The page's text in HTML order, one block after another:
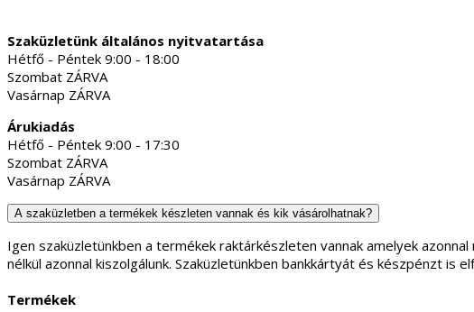
Szaküzletünk általános nyitvatartása
Hétfő - Péntek 9:00 - 18:00
Szombat ZÁRVA
Vasárnap ZÁRVA
Árukiadás
Hétfő - Péntek 9:00 - 17:30
Szombat ZÁRVA
Vasárnap ZÁRVA
A szaküzletben a termékek készleten vannak és kik vásárolhatnak?
Igen szaküzletünkben a termékek raktárkészleten vannak amelyek
nélkül azonnal kiszolgálunk. Szaküzletünkben bankkártyát és készpénzt is
Termékek